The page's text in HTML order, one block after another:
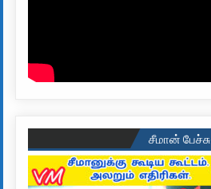
சீமான் பேச்சு